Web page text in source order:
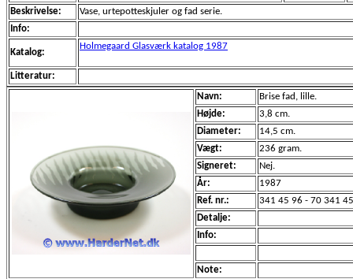
Beskrivelse:
Vase, urtepotteskjuler og fad serie.
Info:
Katalog:
Holmegaard Glasværk katalog 1987
Litteratur:
Navn:
Brise fad, lille.
Højde:
3,8 cm.
Diameter:
14,5 cm.
Vægt:
236 gram.
Signeret:
Nej.
År:
1987
Ref. nr.:
341 45 96 - 70 341
Detalje:
Info:
Note: